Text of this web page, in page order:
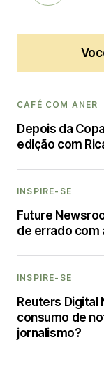
CAFÉ COM ANER
Depois da
edição com
INSPIRE-SE
Future
de errado com
INSPIRE-SE
Reuters Digital
consumo de
jornalismo?